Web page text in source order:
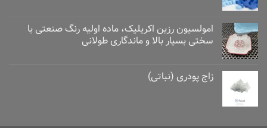
امولسیون رزین اکریلیک، ماده اولیه رنگ صنعتی با
سختی بسیار بالا و ماندگاری طولانی
زاج پودری (نباتی)